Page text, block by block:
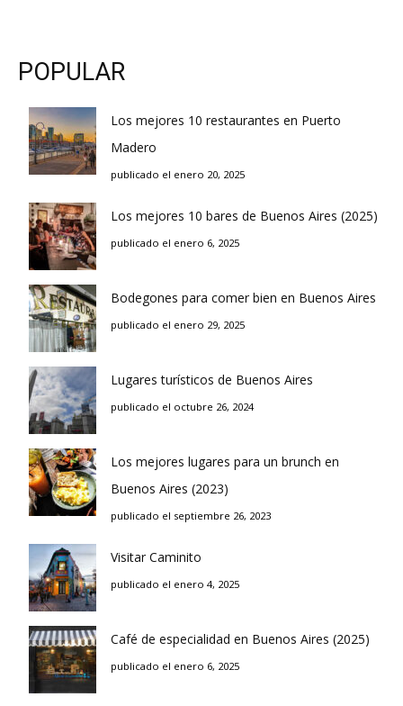
POPULAR
Los mejores 10 restaurantes en Puerto
Madero
publicado el enero 20, 2025
Los mejores 10 bares de Buenos Aires (2025)
publicado el enero 6, 2025
Bodegones para comer bien en Buenos Aires
publicado el enero 29, 2025
Lugares turísticos de Buenos Aires
publicado el octubre 26, 2024
Los mejores lugares para un brunch en
Buenos Aires (2023)
publicado el septiembre 26, 2023
Visitar Caminito
publicado el enero 4, 2025
Café de especialidad en Buenos Aires (2025)
publicado el enero 6, 2025